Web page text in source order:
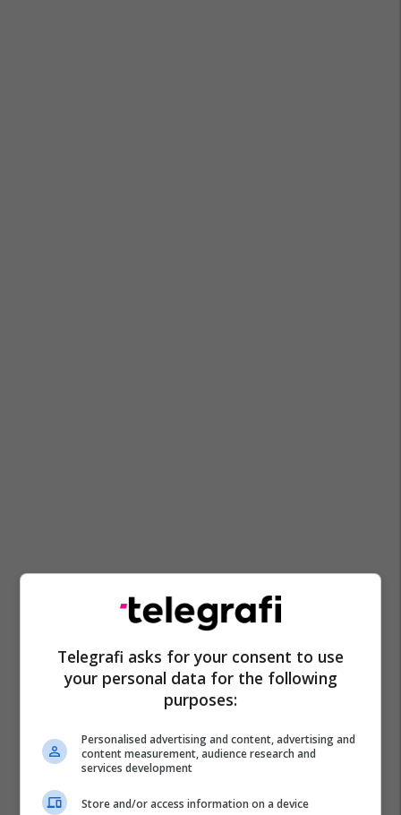
Telegrafi asks for your consent to use
your personal data for the following
purposes:
Personalised advertising and content, advertising and
content measurement, audience research and
services development
Store and/or access information on a device